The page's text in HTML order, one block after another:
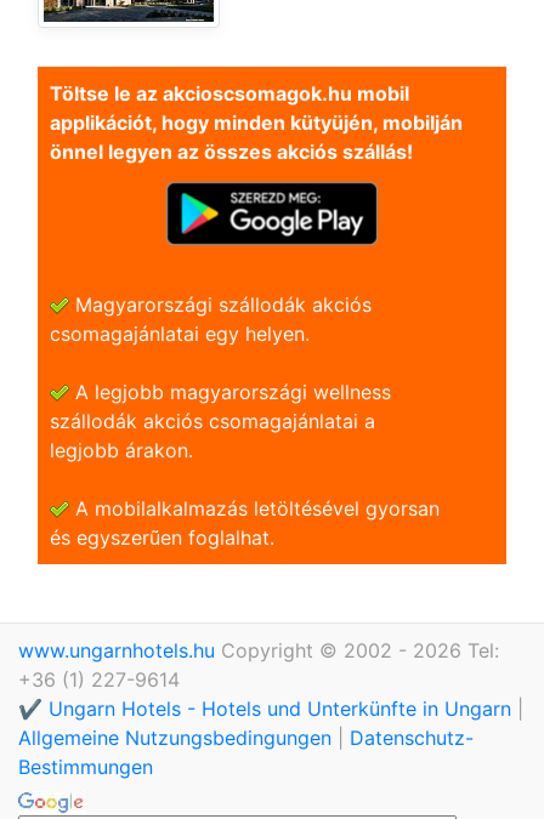
Töltse le az akcioscsomagok.hu mobil
applikációt, hogy minden kütyüjén, mobilján
önnel legyen az összes akciós szállás!
Magyarországi szállodák akciós
csomagajánlatai egy helyen.
A legjobb magyarországi wellness
szállodák akciós csomagajánlatai a
legjobb árakon.
A mobilalkalmazás letöltésével gyorsan
és egyszerũen foglalhat.
www.ungarnhotels.hu Copyright © 2002 - 2026 Tel:
+36 (1) 227-9614
✔️ Ungarn Hotels - Hotels und Unterkünfte in Ungarn
Allgemeine Nutzungsbedingungen
Datenschutz-
Bestimmungen